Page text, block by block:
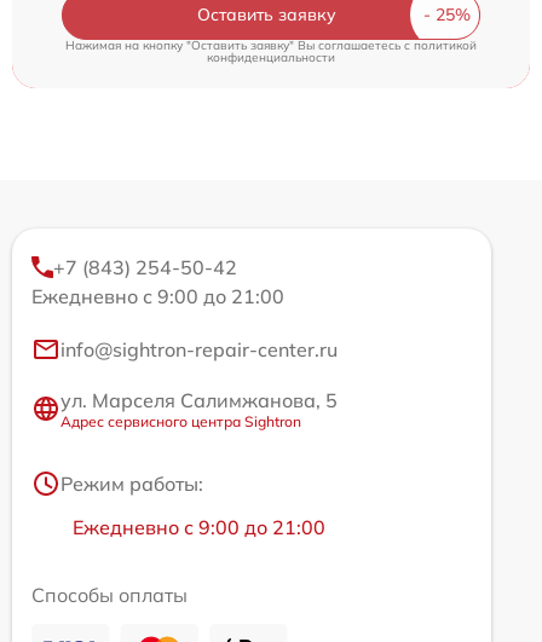
Оставить заявку
Нажимая на кнопку "Оставить заявку" Вы соглашаетесь cполитикой
конфиденциальности
+7 (843) 254-50-42
Ежедневно с 9:00 до 21:00
info@sightron-repair-center.ru
ул. Марселя Салимжанова, 5
Адрес сервисного центра Sightron
Режим работы:
Ежедневно с 9:00 до 21:00
Способы оплаты